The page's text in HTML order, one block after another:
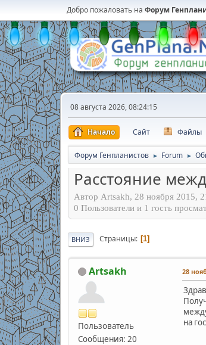
Добро пожаловать на Форум
08 августа 2026, 08:24:15
Начало Сайт Файлы
Форум Генпланистов ► Forum ►
Расстояние
Автор Artsakh, 28 ноября 2015,
0 Пользователи и 1 гость
ВНИЗ Страницы 1
Artsakh
Пользователь
Сообщения: 20
28
на